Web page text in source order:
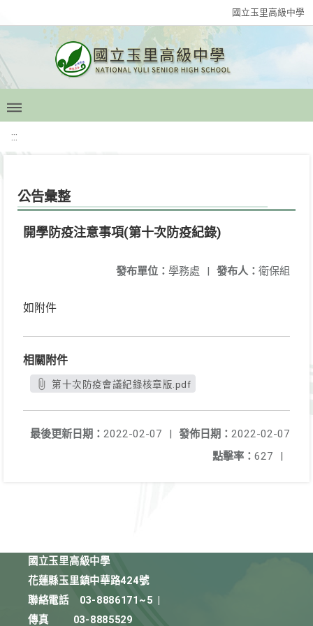
國立玉里高級中學
:::
公告彙整
開學防疫注意事項(第十次防疫紀錄)
發布人： 衛保組
發布單位： 學務處 |
如附件
相關附件
第十次防疫會議紀錄核章版.pdf
發佈日期： 2022-02-07
最後更新日期： 2022-02-07
|
點擊率： 627 |
國立玉里高級中學
花蓮縣玉里鎮中華路424號
聯絡電話
03-8886171~5
傳真
03-8885529